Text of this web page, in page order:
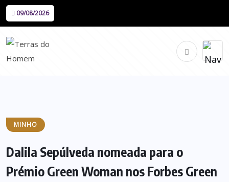
09/08/2026
MINHO
Dalila Sepúlveda nomeada para o
Prémio Green Woman nos Forbes Green